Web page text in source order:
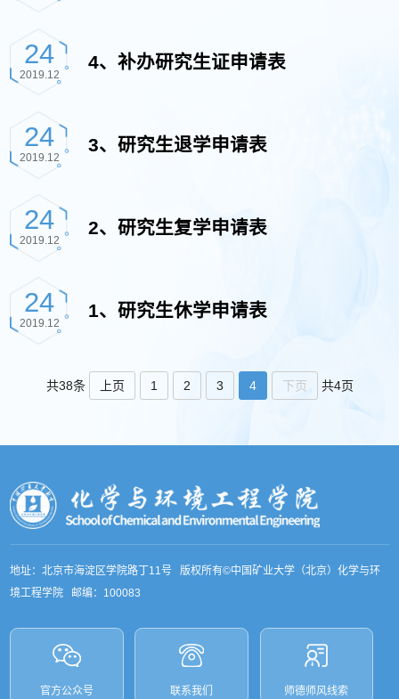
24
2019.12
4、补办研究生证申请表
24
2019.12
3、研究生退学申请表
24
2019.12
2、研究生复学申请表
24
2019.12
1、研究生休学申请表
共38条 上页 1 2 3 4 下页 共4页
地址：北京市海淀区学院路丁11号 版权所有©中国矿业大学（北京）化学与环
境工程学院 邮编：100083
官方公众号 联系我们 师德师风线索